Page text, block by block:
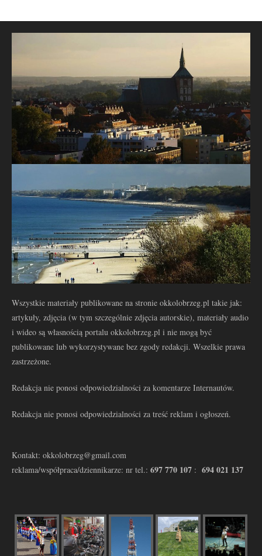
Wszystkie materiały publikowane na stronie okkolobrzeg.pl takie jak:
artykuły, zdjęcia (w tym szczególnie zdjęcia autorskie), materiały audio
i wideo są własnością portalu okkolobrzeg.pl i nie mogą być
publikowane lub wykorzystywane bez zgody redakcji. Wszelkie prawa
zastrzeżone.
Redakcja nie ponosi odpowiedzialności za komentarze Internautów.
Redakcja nie ponosi odpowiedzialności za treść reklam i ogłoszeń.
Kontakt: okkolobrzeg@gmail.com
reklama/współpraca/dziennikarze: nr tel.: 697 770 107 : 694 021 137